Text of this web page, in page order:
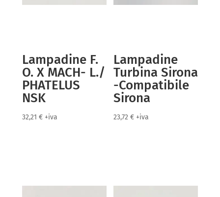
Lampadine F.
O. X MACH- L./
PHATELUS
NSK
32,21 € +iva
Lampadine
Turbina Sirona
-Compatibile
Sirona
23,72€ +iva